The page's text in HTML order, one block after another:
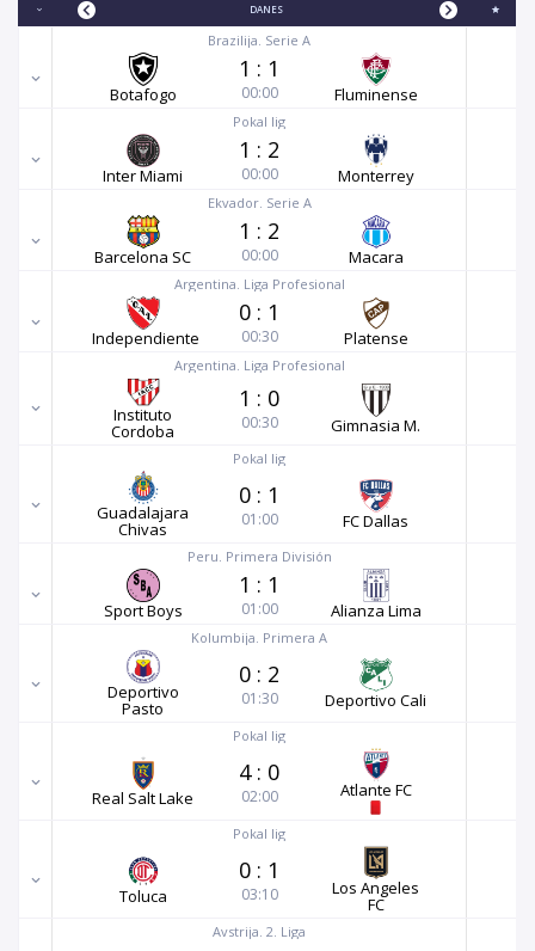
DANES
Brazilija. Serie A
Botafogo
1 : 1
00:00 Fluminense
Pokal lig
Inter Miami
1 : 2
00:00 Monterrey
Ekvador. Serie A
Barcelona SC
1 : 2
00:00 Macara
Argentina. Liga Profesional
Independiente
0 : 1
00:30 Platense
Argentina. Liga Profesional
Instituto
Cordoba
1 : 0
00:30 Gimnasia M.
Pokal lig
Guadalajara
Chivas
0 : 1
01:00 FC Dallas
Peru. Primera División
Sport Boys
1 : 1
01:00 Alianza Lima
Kolumbija. Primera A
Deportivo
Pasto
0 : 2
01:30 Deportivo Cali
Pokal lig
Real Salt Lake
4: 0
02:00 Atlante FC
Pokal lig
Toluca
0 : 1
03:10 Los Angeles
FC
Avstrija. 2. Liga